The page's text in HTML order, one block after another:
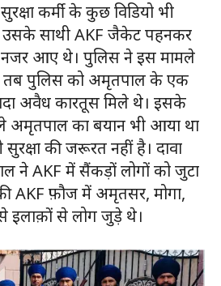
कर्मी के कुछ विडियो भी
साथी AKF जैकेट पहनकर
नजर आए थे। पुलिस ने इस मामले
तब पुलिस को अमृतपाल के एक
अवैध कारतूस मिले थे। इसके
अमृतपाल का बयान भी आया था
की जरूरत नहीं है। दावा
ने AKF में सैंकड़ों लोगों को जुटा
AKF फ़ौज में अमृतसर, मोगा,
इलाक़ों से लोग जुड़े थे।